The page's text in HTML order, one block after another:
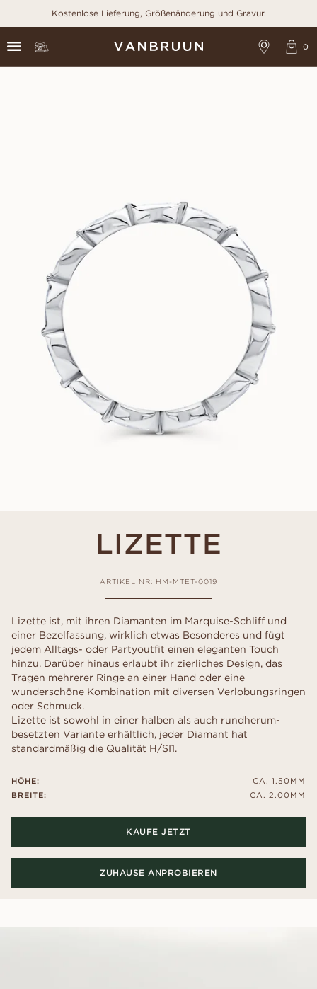
Kostenlose Lieferung, Größenänderung und Gravur.
LIZETTE
ARTIKEL NR: HM-MTET-0019
Lizette ist, mit ihren Diamanten im Marquise-Schliff und
einer Bezelfassung, wirklich etwas Besonderes und fügt
jedem Alltags- oder Partyoutfit einen eleganten Touch
hinzu. Darüber hinaus erlaubt ihr zierliches Design, das
Tragen mehrerer Ringe an einer Hand oder eine
wunderschöne Kombination mit diversen Verlobungsringen
oder Schmuck.
Lizette ist sowohl in einer halben als auch rundherum-
besetzten Variante erhältlich, jeder Diamant hat
standardmäßig die Qualität H/SI1.
HÖHE:
BREITE:
CA. 1.50MM
CA. 2.00MM
KAUFE JETZT
ZUHAUSE ANPROBIEREN